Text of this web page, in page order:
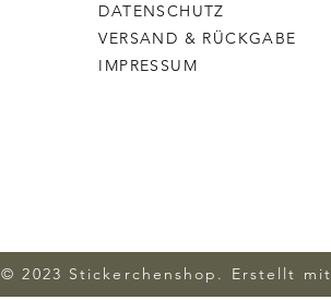
DATENSCHUTZ
VERSAND & RÜCKGABE
IMPRESSUM
© 2023 Stickerchenshop. Erstellt mit